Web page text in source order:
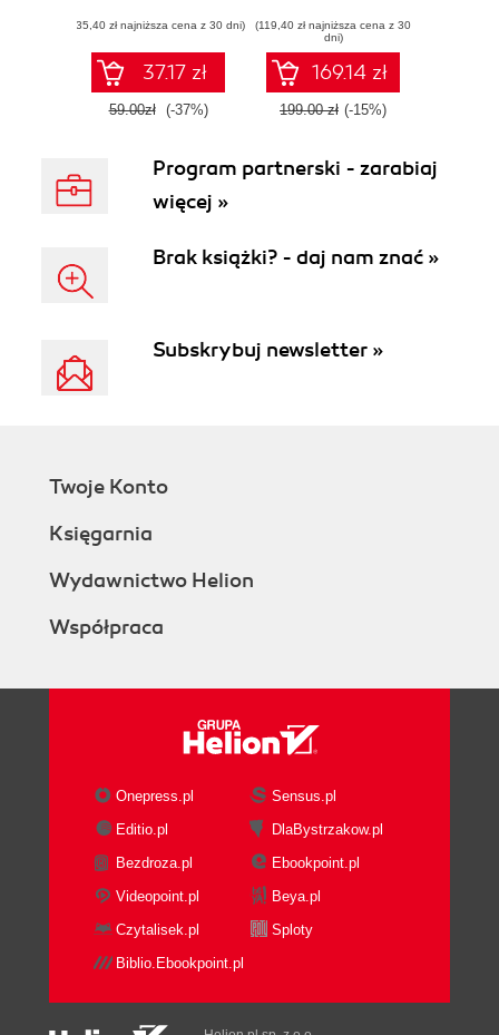
kilku językach
programowania
(35,40 zł najniższa cena z 30 dni)
37.17 zł
59.00zł (-37%)
(119,40 zł najniższa cena z 30
dni)
169.14 zł
199.00 zł (-15%)
Program partnerski - zarabiaj
więcej »
Brak książki? - daj nam znać »
Subskrybuj newsletter »
Twoje Konto
Księgarnia
Wydawnictwo Helion
Współpraca
Onepress.pl
Sensus.pl
Editio.pl
DlaBystrzakow.pl
Bezdroza.pl
Ebookpoint.pl
Videopoint.pl
Beya.pl
Czytalisek.pl
Sploty
Biblio.Ebookpoint.pl